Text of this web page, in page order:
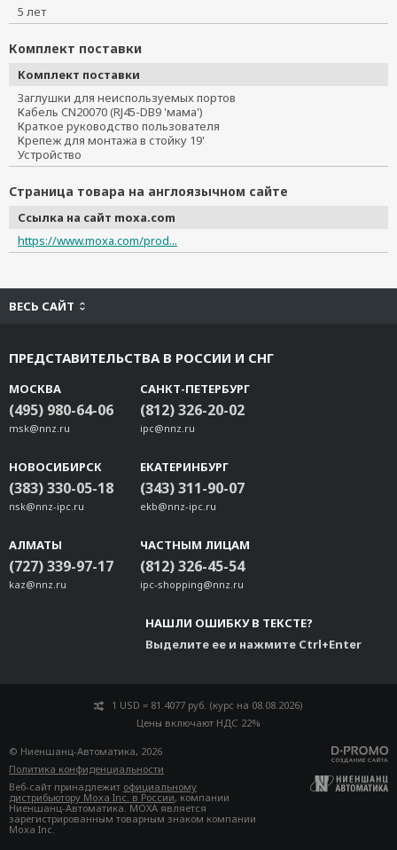
5 лет
Комплект поставки
Комплект поставки
Заглушки для неиспользуемых портов
Кабель CN20070 (RJ45-DB9 'мама')
Краткое руководство пользователя
Крепеж для монтажа в стойку 19'
Устройство
Страница товара на англоязычном сайте
Ссылка на сайт moxa.com
https://www.moxa.com/prod...
ВЕСЬ САЙТ
ПРЕДСТАВИТЕЛЬСТВА В РОССИИ И СНГ
МОСКВА
(495) 980-64-06
msk@nnz.ru
САНКТ-ПЕТЕРБУРГ
(812) 326-20-02
ipc@nnz.ru
НОВОСИБИРСК
(383) 330-05-18
nsk@nnz-ipc.ru
ЕКАТЕРИНБУРГ
(343) 311-90-07
ekb@nnz-ipc.ru
АЛМАТЫ
(727) 339-97-17
kaz@nnz.ru
ЧАСТНЫМ ЛИЦАМ
(812) 326-45-54
ipc-shopping@nnz.ru
НАШЛИ ОШИБКУ В ТЕКСТЕ?
Выделите ее и нажмите Ctrl+Enter
1 USD = 81.4077 руб. (курс на 08.08.2026)
Цены включают НДС 22%
© Ниеншанц-Автоматика, 2026
Политика конфиденциальности
Веб-сайт принадлежит официальному
дистрибьютору Moxa Inc. в России, компании
Ниеншанц-Автоматика. MOXA является
зарегистрированным товарным знаком компании
Moxa Inc.